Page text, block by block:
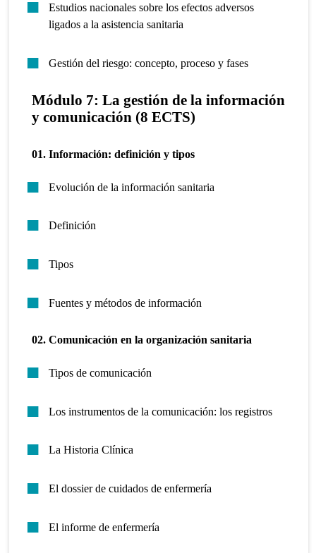
Estudios nacionales sobre los efectos adversos
ligados a la asistencia sanitaria
Gestión del riesgo: concepto, proceso y fases
Módulo 7: La gestión de la información
y comunicación (8 ECTS)
01. Información: definición y tipos
Evolución de la información sanitaria
Definición
Tipos
Fuentes y métodos de información
02. Comunicación en la organización sanitaria
Tipos de comunicación
Los instrumentos de la comunicación: los registros
La Historia Clínica
El dossier de cuidados de enfermería
El informe de enfermería